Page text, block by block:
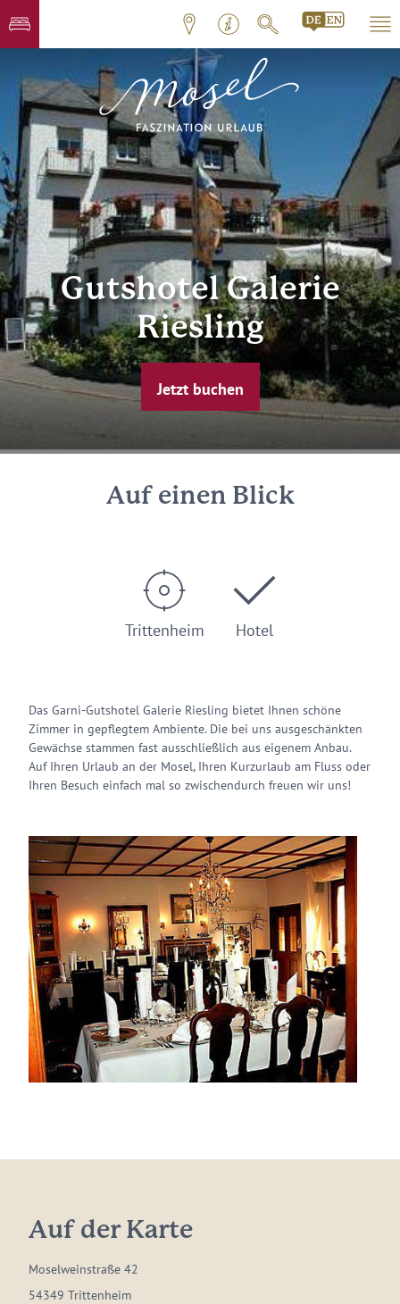
Gutshotel Galerie
Riesling
Jetzt buchen
Auf einen Blick
Trittenheim Hotel
Das Garni-Gutshotel Galerie Riesling bietet Ihnen schöne
Zimmer in gepflegtem Ambiente. Die bei uns ausgeschänkten
Gewächse stammen fast ausschließlich aus eigenem Anbau.
Auf Ihren Urlaub an der Mosel, Ihren Kurzurlaub am Fluss oder
Ihren Besuch einfach mal so zwischendurch freuen wir uns!
Auf der Karte
Moselweinstraße 42
54349 Trittenheim